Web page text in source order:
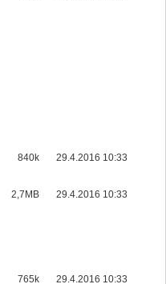
840k 29.4.2016 10:33
2,7MB 29.4.2016 10:33
765k 29.4.2016 10:33